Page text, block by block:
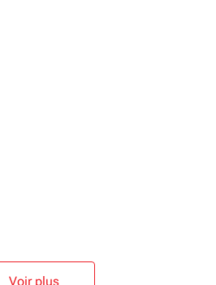
Voir plus